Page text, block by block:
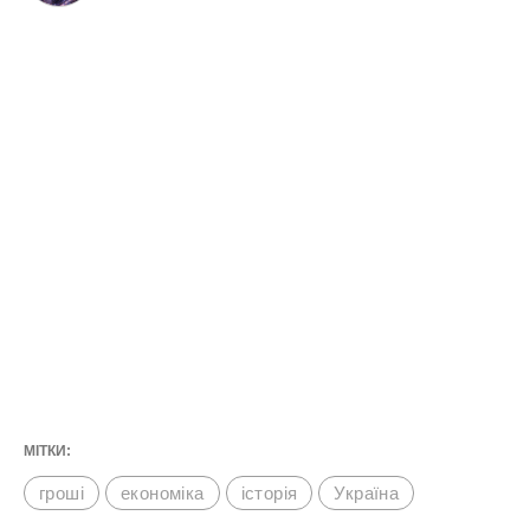
МІТКИ:
гроші економіка історія Україна